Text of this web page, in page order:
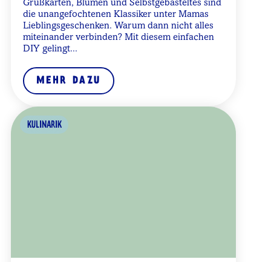
Grußkarten, Blumen und Selbstgebasteltes sind
die unangefochtenen Klassiker unter Mamas
Lieblingsgeschenken. Warum dann nicht alles
miteinander verbinden? Mit diesem einfachen
DIY gelingt...
MEHR DAZU
KULINARIK